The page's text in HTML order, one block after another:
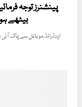
پینشنرز توجہ
بیٹھے
اینڈرائڈ موبائل سے پاک